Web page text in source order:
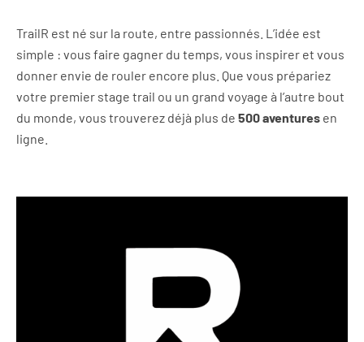
TrailR est né sur la route, entre passionnés. L’idée est
simple : vous faire gagner du temps, vous inspirer et vous
donner envie de rouler encore plus. Que vous prépariez
votre premier stage trail ou un grand voyage à l’autre bout
du monde, vous trouverez déjà plus de 500 aventures en
ligne.